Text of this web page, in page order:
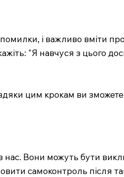
і важливо вміти
"Я навчуся з цього
цим крокам ви зможете
Вони можуть бути
самоконтроль після